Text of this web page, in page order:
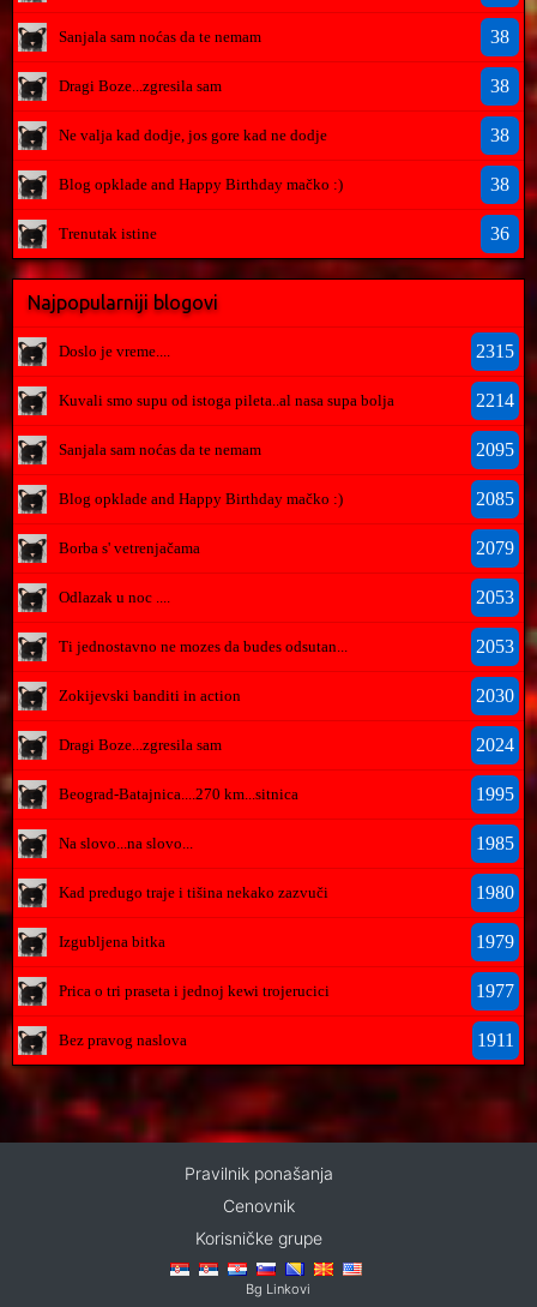
Sanjala sam noćas da te nemam 38
Dragi Boze...zgresila sam 38
Ne valja kad dodje, jos gore kad ne dodje 38
Blog opklade and Happy Birthday mačko :) 38
Trenutak istine 36
Najpopularniji blogovi
Doslo je vreme.... 2315
Kuvali smo supu od istoga pileta..al nasa supa bolja 2214
Sanjala sam noćas da te nemam 2095
Blog opklade and Happy Birthday mačko :) 2085
Borba s' vetrenjačama 2079
Odlazak u noc .... 2053
Ti jednostavno ne mozes da budes odsutan... 2053
Zokijevski banditi in action 2030
Dragi Boze...zgresila sam 2024
Beograd-Batajnica....270 km...sitnica 1995
Na slovo...na slovo... 1985
Kad predugo traje i tišina nekako zazvuči 1980
Izgubljena bitka 1979
Prica o tri praseta i jednoj kewi trojerucici 1977
Bez pravog naslova 1911
Pravilnik ponašanja
Cenovnik
Korisničke grupe
Bg Linkovi